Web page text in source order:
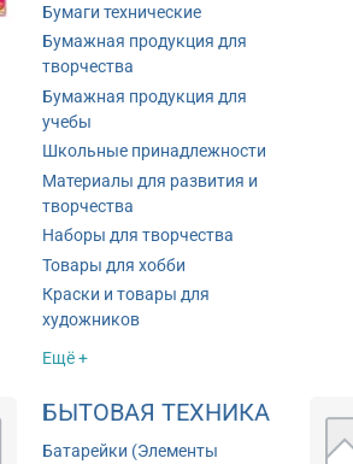
Бумаги технические
Бумажная продукция для
творчества
Бумажная продукция для
учебы
Школьные принадлежности
Материалы для развития и
творчества
Наборы для творчества
Товары для хобби
Краски и товары для
художников
Ещё +
БЫТОВАЯ ТЕХНИКА
Батарейки (Элементы